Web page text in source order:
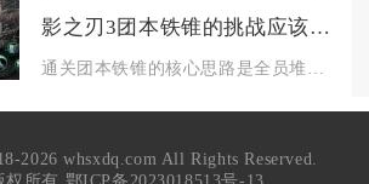
影之刃3团本铁锥的挑战应该如何应对
2026 whsxdq.com All Rights Reserved.